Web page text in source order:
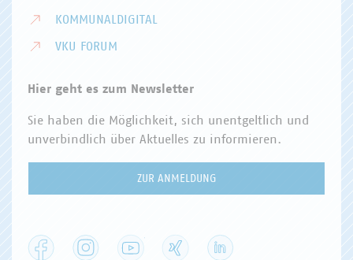
KOMMUNALDIGITAL
VKU FORUM
Hier geht es zum Newsletter
Sie haben die Möglichkeit, sich unentgeltlich und
unverbindlich über Aktuelles zu informieren.
ZUR ANMELDUNG
Facebook Instagram YouTube